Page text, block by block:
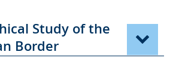
Study of the
Border